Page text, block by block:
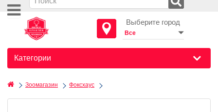
Выберите город
Категории
Зоомагазин Фоксхаус